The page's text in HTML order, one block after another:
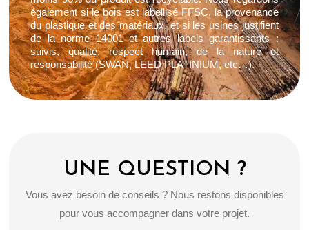
également si le bois est labellisé FFSC, la provenance
du plastique et des matériaux, et si les usines justifient
de la norme 14001 et autres labels garantissants :
suivis, qualité, respect humain, de la nature et
responsabilité (SWAN, LEED PLATINIUM, etc…).
UNE QUESTION ?
Vous avez besoin de conseils ? Nous restons disponibles
pour vous accompagner dans votre projet.